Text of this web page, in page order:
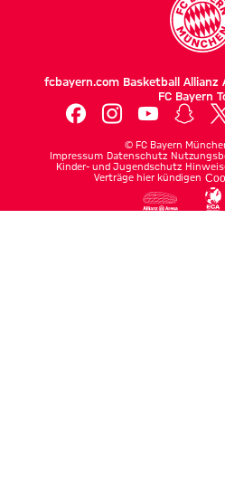
fcbayern.com Basketball Allianz
FC Bayern
© FC Bayern
Impressum Datenschutz
Kinder- und Jugendschutz
Verträge hier kündigen